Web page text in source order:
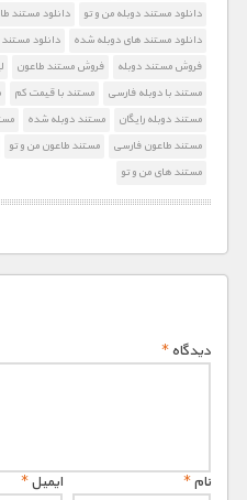
دانلود مستند دوبله من و تو
دانلود مستند
دانلود مستند های دوبله شده
دانلود
فروش مستند دوبله
فروش مستند طاعون
مستند با دوبله فارسی
مستند با قیمت کم
مستند دوبله رایگان
مستند دوبله شده
مستند طاعون فارسی
مستند طاعون من و تو
مستند های من و تو
دیدگاه*
نام* ایمیل*